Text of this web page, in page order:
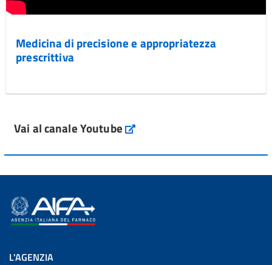
Medicina di precisione e appropriatezza
prescrittiva
Vai al canale Youtube
L'AGENZIA